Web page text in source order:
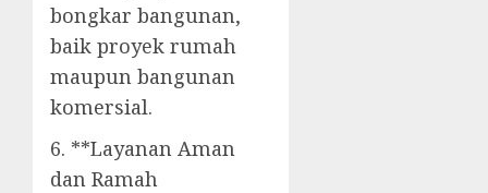
bongkar bangunan,
baik proyek rumah
maupun bangunan
komersial.
6. **Layanan Aman
dan Ramah